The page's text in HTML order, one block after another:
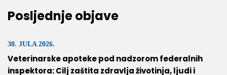
Posljednje objave
30. JULA 2026.
Veterinarske apoteke pod nadzorom federalnih
inspektora: Cilj zaštita zdravlja životinja, ljudi i